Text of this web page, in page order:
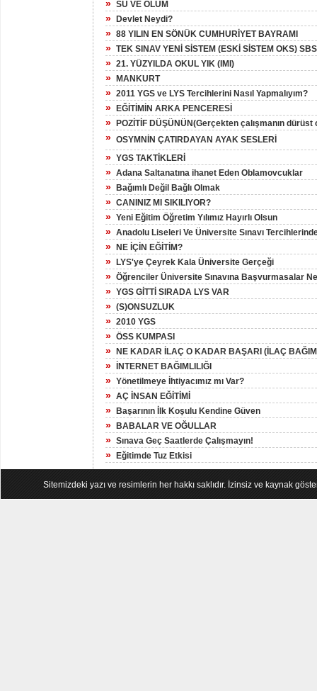
» SU VE ÖLÜM
» Devlet Neydi?
» 88 YILIN EN SÖNÜK CUMHURİYET BAYRAMI
» TEK SINAV YENİ SİSTEM (ESKİ SİSTEM OKS) SBS
» 21. YÜZYILDA OKUL YIK (IMI)
» MANKURT
» 2011 YGS ve LYS Tercihlerini Nasıl Yapmalıyım?
» EĞİTİMİN ARKA PENCERESİ
» POZİTİF DÜŞÜNÜN(Gerçekten çalışmanın dürüst
» OSYMNİN ÇATIRDAYAN AYAK SESLERİ
» YGS TAKTİKLERİ
» Adana Saltanatına ihanet Eden Oblamovcuklar
» Bağımlı Değil Bağlı Olmak
» CANINIZ MI SIKILIYOR?
» Yeni Eğitim Öğretim Yılımız Hayırlı Olsun
» Anadolu Liseleri Ve Üniversite Sınavı
» NE İÇİN EĞİTİM?
» LYS'ye Çeyrek Kala Üniversite Gerçeği
» Öğrenciler Üniversite Sınavına Başvurmasalar
» YGS GİTTİ SIRADA LYS VAR
» (S)ONSUZLUK
» 2010 YGS
» ÖSS KUMPASI
» NE KADAR İLAÇ O KADAR BAŞARI (İLAÇ
» İNTERNET BAĞIMLILIĞI
» Yönetilmeye İhtiyacımız mı Var?
» AÇ İNSAN EĞİTİMİ
» Başarının İlk Koşulu Kendine Güven
» BABALAR VE OĞULLAR
» Sınava Geç Saatlerde Çalışmayın!
» Eğitimde Tuz Etkisi
Sitemizdeki yazı ve resimlerin her hakkı saklıdır. İzinsiz ve kaynak